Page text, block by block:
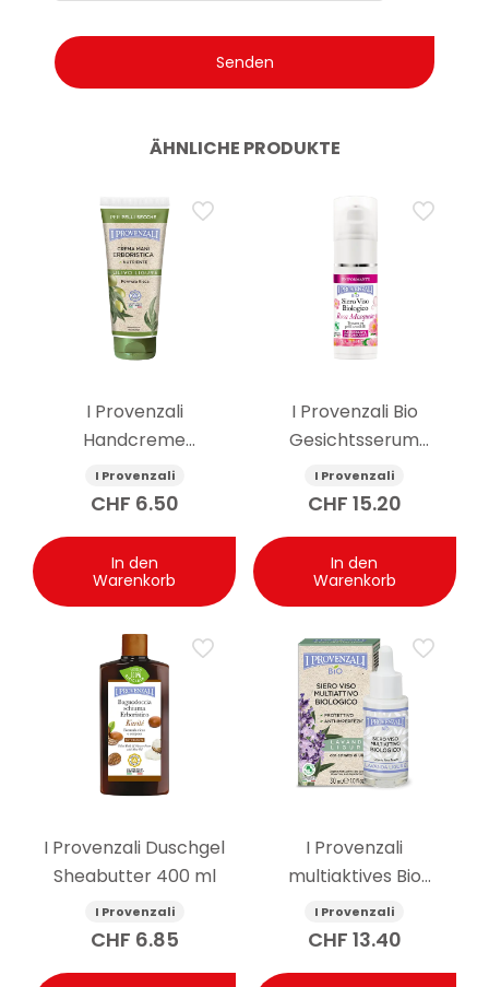
ÄHNLICHE PRODUKTE
I Provenzali
Handcreme
empfindliche Haut
Olive 75 ml
I Provenzali
CHF 6.50
In den
Warenkorb
I Provenzali Bio
Gesichtsserum
multiaktiv Rosa
Mosqueta 30 ml
I Provenzali
CHF 15.20
In den
Warenkorb
I Provenzali Duschgel
Sheabutter 400 ml
I Provenzali
CHF 6.85
I Provenzali
multiaktives Bio
Gesichtsserum
Ligurischer Lavendel 30
I Provenzali
CHF 13.40